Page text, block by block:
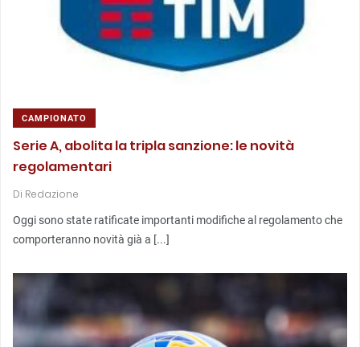
CAMPIONATO
Serie A, abolita la tripla sanzione: le novità
regolamentari
Di Redazione
Oggi sono state ratificate importanti modifiche al regolamento che
comporteranno novità già a [...]